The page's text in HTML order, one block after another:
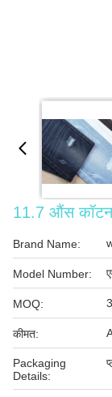
11.7 औंस कॉटन
Brand Name:
Model Number:
MOQ:
कीमत:
Packaging
Details: